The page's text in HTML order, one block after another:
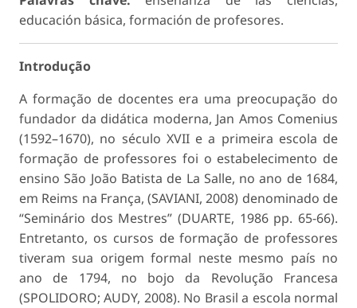
educación básica, formación de profesores.
Introdução
A formação de docentes era uma preocupação do
fundador da didática moderna, Jan Amos Comenius
(1592–1670), no século XVII e a primeira escola de
formação de professores foi o estabelecimento de
ensino São João Batista de La Salle, no ano de 1684,
em Reims na França, (SAVIANI, 2008) denominado de
“Seminário dos Mestres” (DUARTE, 1986 pp. 65-66).
Entretanto, os cursos de formação de professores
tiveram sua origem formal neste mesmo país no
ano de 1794, no bojo da Revolução Francesa
(SPOLIDORO; AUDY, 2008). No Brasil a escola normal